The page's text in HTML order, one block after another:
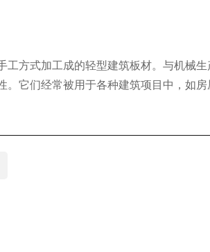
工方式加工成的轻型建筑板材。与机械
。它们经常被用于各种建筑项目中，如